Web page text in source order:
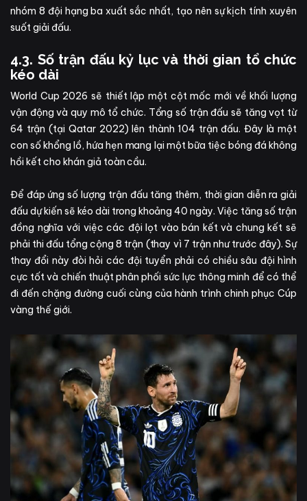
nhóm 8 đội hạng ba xuất sắc nhất, tạo nên sự kịch tính xuyên
suốt giải đấu.
4.3. Số trận đấu kỷ lục và thời gian tổ chức
kéo dài
World Cup 2026 sẽ thiết lập một cột mốc mới về khối lượng
vận động và quy mô tổ chức. Tổng số trận đấu sẽ tăng vọt từ
64 trận (tại Qatar 2022) lên thành 104 trận đấu. Đây là một
con số khổng lồ, hứa hẹn mang lại một bữa tiệc bóng đá không
hồi kết cho khán giả toàn cầu.
Để đáp ứng số lượng trận đấu tăng thêm, thời gian diễn ra giải
đấu dự kiến sẽ kéo dài trong khoảng 40 ngày. Việc tăng số trận
đồng nghĩa với việc các đội lọt vào bán kết và chung kết sẽ
phải thi đấu tổng cộng 8 trận (thay vì 7 trận như trước đây). Sự
thay đổi này đòi hỏi các đội tuyển phải có chiều sâu đội hình
cực tốt và chiến thuật phân phối sức lực thông minh để có thể
đi đến chặng đường cuối cùng của hành trình chinh phục Cúp
vàng thế giới.